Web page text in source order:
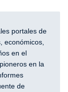
portales de
económicos,
en el
en la
de